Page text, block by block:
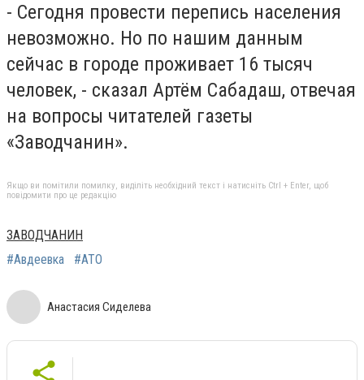
- Сегодня провести перепись населения
невозможно. Но по нашим данным
сейчас в городе проживает 16 тысяч
человек, - сказал Артём Сабадаш, отвечая
на вопросы читателей газеты
«Заводчанин».
Якщо ви помітили помилку, виділіть необхідний текст і натисніть Ctrl + Enter, щоб
повідомити про це редакцію
ЗАВОДЧАНИН
#Авдеевка
#АТО
Анастасия Сиделева